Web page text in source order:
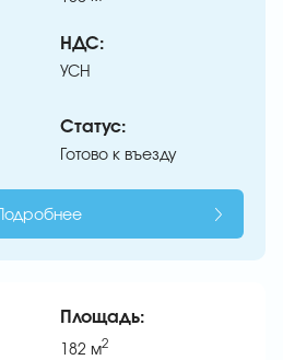
НДС:
УСН
Статус:
Готово к въезду
Подробнее
Площадь:
182 м2